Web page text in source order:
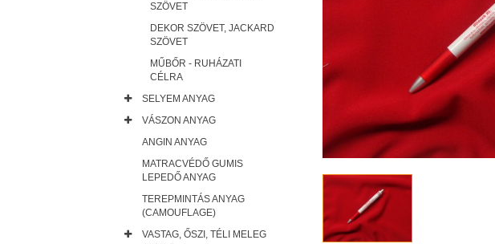
SZÖVET
DEKOR SZÖVET, JACKARD
SZÖVET
MŰBŐR - RUHÁZATI
CÉLRA
SELYEM ANYAG
VÁSZON ANYAG
ANGIN ANYAG
MATRACVÉDŐ GUMIS
LEPEDŐ ANYAG
TEREPMINTÁS ANYAG
(CAMOUFLAGE)
VASTAG, ŐSZI, TÉLI MELEG